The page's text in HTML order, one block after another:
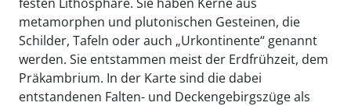
metamorphen und plutonischen Gesteinen, die
Schilder, Tafeln oder auch „Urkontinente“ genannt
werden. Sie entstammen meist der Erdfrühzeit, dem
Präkambrium. In der Karte sind die dabei
entstandenen Falten- und Deckengebirgszüge als